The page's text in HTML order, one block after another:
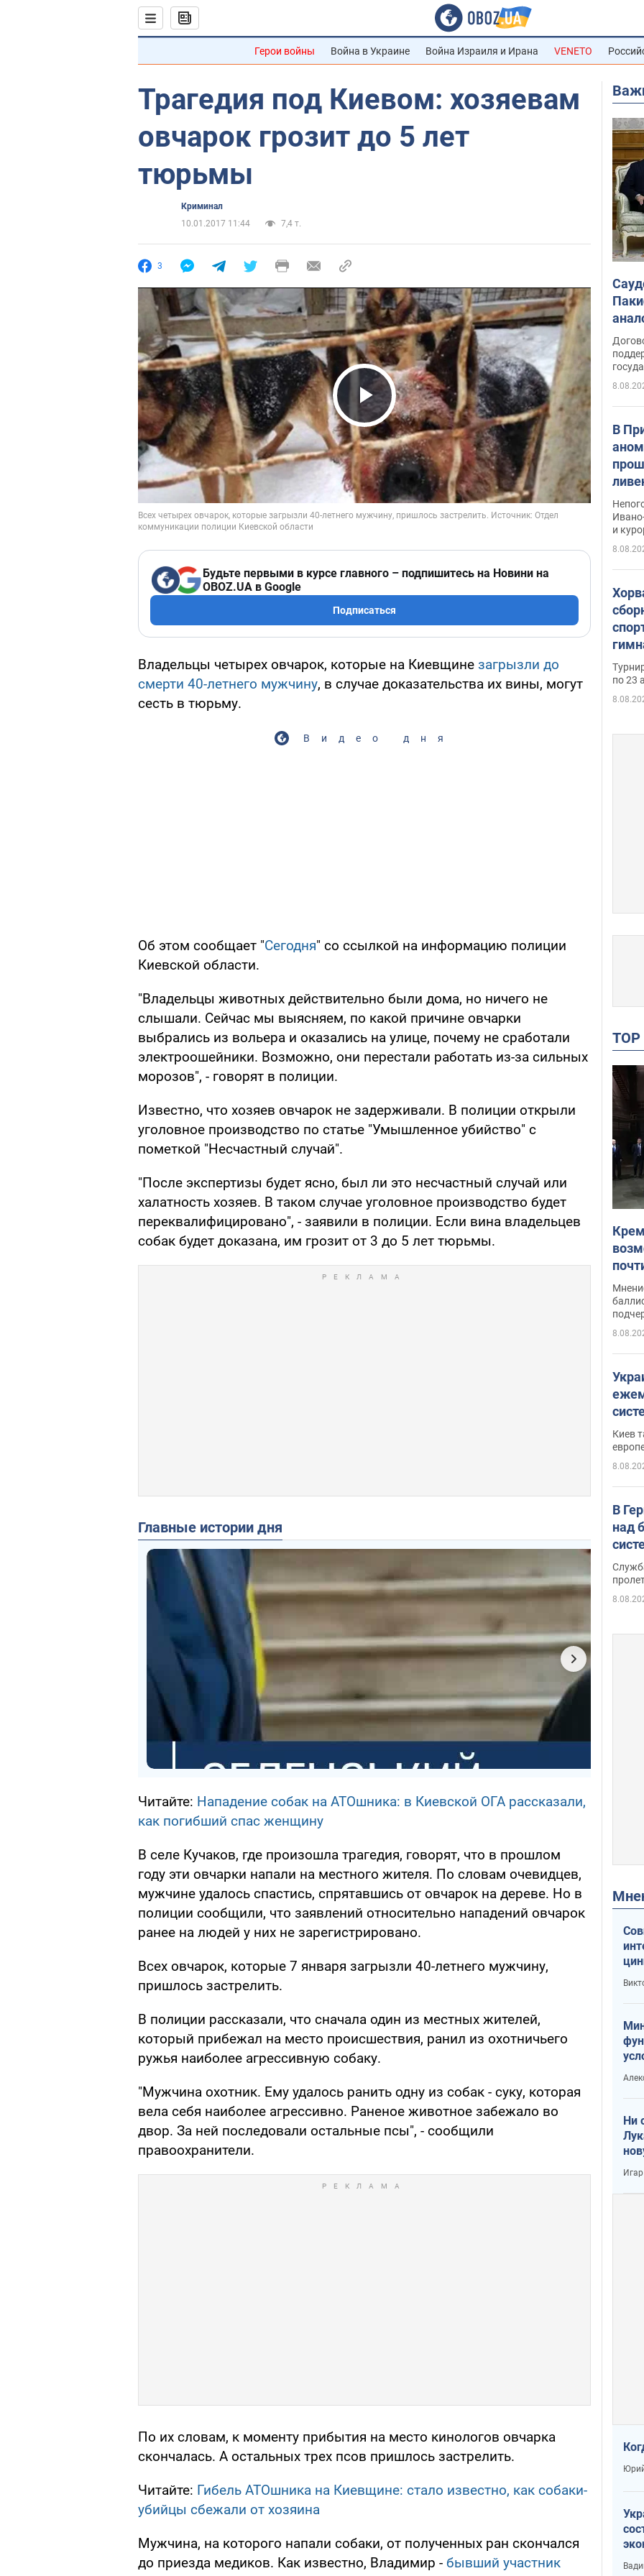
Герои войны Война в Украине Война Израиля и Ирана VENETO
Трагедия под Киевом: хозяевам
овчарок грозит до 5 лет
тюрьмы
Криминал
10.01.2017 11:44
7,4 т.
3
Play Video
Будьте первыми в курсе главного – подпишитесь на Новини на
OBOZ.UA в Google
Подписаться
Владельцы четырех овчарок, которые на Киевщине загрызли до
смерти 40-летнего мужчину, в случае доказательства их вины, могут
сесть в тюрьму.
Видео дня
Об этом сообщает "Сегодня" со ссылкой на информацию полиции
Киевской области.
"Владельцы животных действительно были дома, но ничего не
слышали. Сейчас мы выясняем, по какой причине овчарки
выбрались из вольера и оказались на улице, почему не сработали
электроошейники. Возможно, они перестали работать из-за сильных
морозов", - говорят в полиции.
Известно, что хозяев овчарок не задерживали. В полиции открыли
уголовное производство по статье "Умышленное убийство" с
пометкой "Несчастный случай".
"После экспертизы будет ясно, был ли это несчастный случай или
халатность хозяев. В таком случае уголовное производство будет
переквалифицировано", - заявили в полиции. Если вина владельцев
собак будет доказана, им грозит от 3 до 5 лет тюрьмы.
Главные истории дня
Читайте: Нападение собак на АТОшника: в Киевской ОГА рассказали,
как погибший спас женщину
В селе Кучаков, где произошла трагедия, говорят, что в прошлом
году эти овчарки напали на местного жителя. По словам очевидцев,
мужчине удалось спастись, спрятавшись от овчарок на дереве. Но в
полиции сообщили, что заявлений относительно нападений овчарок
ранее на людей у них не зарегистрировано.
Всех овчарок, которые 7 января загрызли 40-летнего мужчину,
пришлось застрелить.
В полиции рассказали, что сначала один из местных жителей,
который прибежал на место происшествия, ранил из охотничьего
ружья наиболее агрессивную собаку.
"Мужчина охотник. Ему удалось ранить одну из собак - суку, которая
вела себя наиболее агрессивно. Раненое животное забежало во
двор. За ней последовали остальные псы", - сообщили
правоохранители.
По их словам, к моменту прибытия на место кинологов овчарка
скончалась. А остальных трех псов пришлось застрелить.
Читайте: Гибель АТОшника на Киевщине: стало известно, как собаки-
убийцы сбежали от хозяина
Мужчина, на которого напали собаки, от полученных ран скончался
до приезда медиков. Как известно, Владимир - бывший участник
В
и
на
по 23
Киев
В
над
Ни